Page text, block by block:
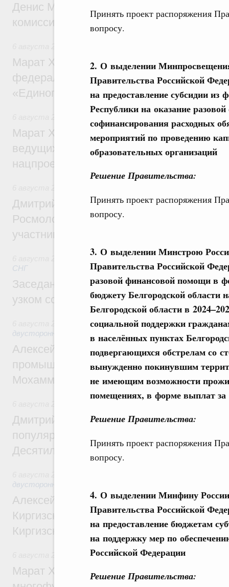
Принять проект распоряжения
вопросу.
2. О выделении
Правительства Российской
на предоставление субсидии из
Республики на оказание
софинансирования расходных
мероприятий по проведению
образовательных организаций
Решение Правительства:
Принять проект распоряжения
вопросу.
3. О выделении Минстрою
Правительства Российской
разовой финансовой помощи в
бюджету Белгородской области
Белгородской области в
социальной поддержки
в населённых пунктах
подвергающихся обстрелам со
вынужденно покинувшим
не имеющим возможности
помещениях, в форме выплат
Решение Правительства:
Принять проект распоряжения
вопросу.
4. О выделении Минфину России
Правительства Российской
на предоставление бюджетам
на поддержку мер по
Российской Федерации
Решение Правительства:
Денис Мантуров провёл заседание
комиссии по промышленности
Марат Хуснуллин: Более 130
федерального значения построено под
«Единого заказчика»
Национальный проект «Инфраструктура
Марат Хуснуллин: Порядка 200
ведущих к спортивным объектам,
нацпроекту «Инфраструктура для
Дмитрий Чернышенко, Сергей Кравцов и
Росмолодёжи Григорий Гуров
участников проекта «Кольцо открытий»
Евразийский экономический союз.
СНГ
Заседание Евразийского
узком составе
Экономические отношения с
двусторонней основе
Алексей Оверчук провёл рабочую
промышленности, недропользования и
Мохаммадом Атабаком
Дмитрий Чернышенко: Порядка 110
популярного туризма в 35 регионах
Десятилетия науки и технологий
двусторонней основе
Алексей Оверчук принял участие в
Киргизского экономического форума и
Киргизской межрегиональной
Дорожное хозяйство
Марат Хуснуллин: На двух скоростных